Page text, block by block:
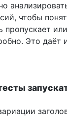
чтобы
пропускает
Это даёт